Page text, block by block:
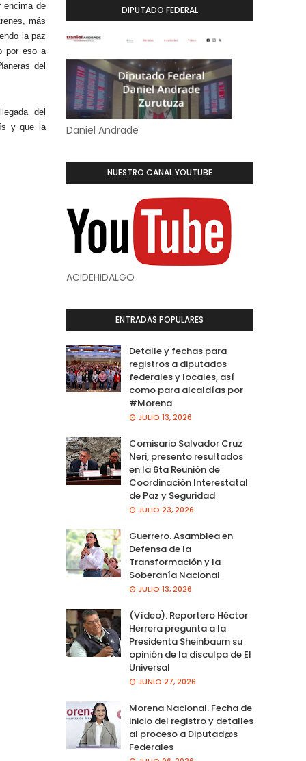
encima de
más
la paz
por eso a
del
del
y que la
DIPUTADO FEDERAL
Daniel Andrade
NUESTRO CANAL YOUTUBE
ACIDEHIDALGO
ENTRADAS POPULARES
Detalle y fechas para
registros a diputados
federales y locales, así
como para alcaldías por
#Morena.
JULIO 13, 2026
Comisario Salvador Cruz
Neri, presento resultados
en la 6ta Reunión de
Coordinación Interestatal
de Paz y Seguridad
JULIO 23, 2026
Guerrero. Asamblea en
Defensa de la
Transformación y la
Soberanía Nacional
JULIO 13, 2026
(Vídeo). Reportero Héctor
Herrera pregunta a la
Presidenta Sheinbaum su
opinión de la disculpa de El
Universal
JUNIO 27, 2026
Morena Nacional. Fecha de
inicio del registro y detalles
al proceso a Diputad@s
Federales